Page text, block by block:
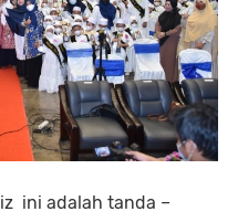
ini adalah tanda –